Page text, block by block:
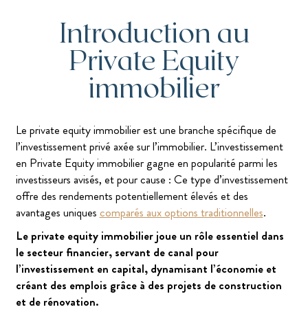
Introduction au
Private Equity
immobilier
Le private equity immobilier est une branche spécifique de
l’investissement privé axée sur l’immobilier. L’investissement
en Private Equity immobilier gagne en popularité parmi les
investisseurs avisés, et pour cause : Ce type d’investissement
offre des rendements potentiellement élevés et des
avantages uniquescomparés aux options traditionnelles.
Le private equity immobilier joue un rôle essentiel dans
le secteur financier, servant de canal pour
l’investissement en capital, dynamisant l’économie et
créant des emplois grâce à des projets de construction
et de rénovation.